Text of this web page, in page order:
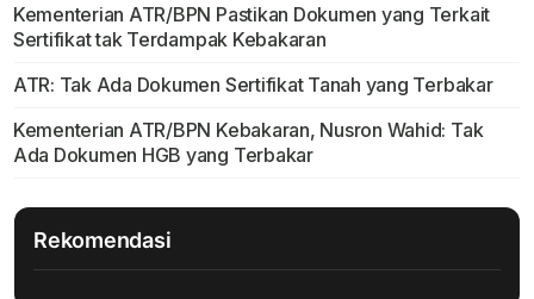
Kementerian ATR/BPN Pastikan Dokumen yang Terkait
Sertifikat tak Terdampak Kebakaran
ATR: Tak Ada Dokumen Sertifikat Tanah yang Terbakar
Kementerian ATR/BPN Kebakaran, Nusron Wahid: Tak
Ada Dokumen HGB yang Terbakar
Rekomendasi